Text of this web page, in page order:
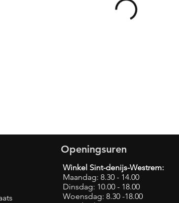
Openingsuren
Winkel Sint-denijs-Westrem:
Maandag: 8.30 - 14.00
Dinsdag: 10.00 - 18.00
Woensdag: 8.30 -18.00